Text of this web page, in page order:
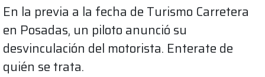
En la previa a la fecha de Turismo Carretera
en Posadas, un piloto anunció su
desvinculación del motorista. Enterate de
quién se trata.